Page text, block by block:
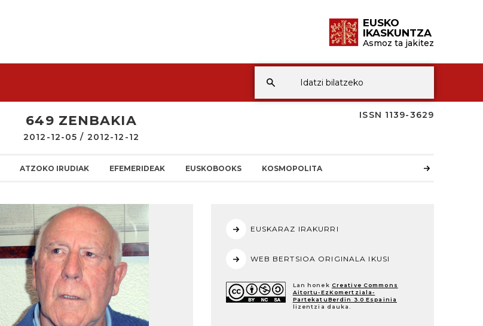
EUSKO
IKASKUNTZA
Asmoz ta jakitez
ISSN 1139-3629
649 ZENBAKIA
2012-12-05 / 2012-12-12
ATZOKO IRUDIAK EFEMERIDEAK EUSKOBOOKS KOSMOPOLITA
EUSKARAZ IRAKURRI
WEB BERTSIOA ORIGINALA IKUSI
Lan honek Creative Commons
Aitortu-EzKomertziala-
PartekatuBerdin 3.0 Espainia
lizentzia dauka.